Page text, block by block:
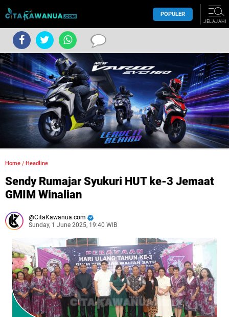
POPULER
JELAJAHI
Home / Headline
Sendy Rumajar Syukuri HUT ke-3 Jemaat
GMIM Winalian
CitaKawanua.com
Sunday, 1 June 2025, 19:40 WIB